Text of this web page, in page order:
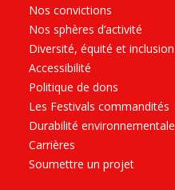
Nos convictions
Nos sphères d’activité
Diversité, équité et inclusion
Accessibilité
Politique de dons
Les Festivals commandités
Durabilité environnementale
Carrières
Soumettre un projet